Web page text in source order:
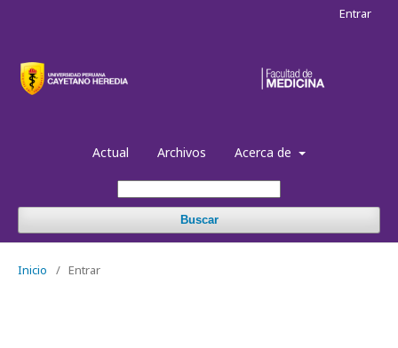
Actual Archivos Acerca de
Buscar
Entrar
Inicio / Entrar